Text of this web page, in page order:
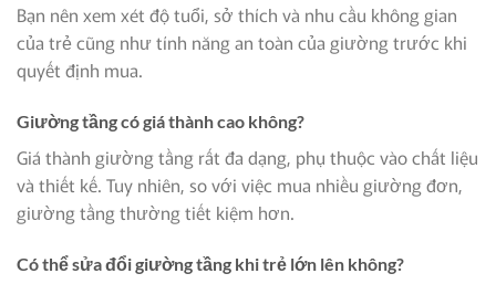
Bạn nên xem xét độ tuổi, sở thích và nhu cầu không gian
của trẻ cũng như tính năng an toàn của giường trước khi
quyết định mua.
Giường tầng có giá thành cao không?
Giá thành giường tầng rất đa dạng, phụ thuộc vào chất liệu
và thiết kế. Tuy nhiên, so với việc mua nhiều giường đơn,
giường tầng thường tiết kiệm hơn.
Có thể sửa đổi giường tầng khi trẻ lớn lên không?